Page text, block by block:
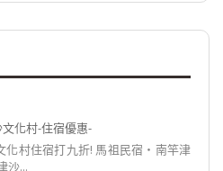
化村-住宿優惠-
化村住宿打九折! 馬祖民宿‧南竿津
沙...